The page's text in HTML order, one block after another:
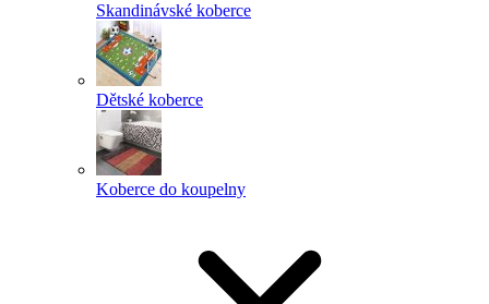
Skandinávské koberce
Dětské koberce
Koberce do koupelny